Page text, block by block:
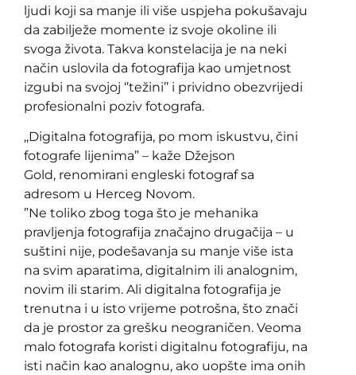
ljudi koji sa manje ili više uspjeha pokušavaju
da zabilježe momente iz svoje okoline ili
svoga života. Takva konstelacija je na neki
način uslovila da fotografija kao umjetnost
izgubi na svojoj ‘’težini’’ i prividno obezvrijedi
profesionalni poziv fotografa.
,,Digitalna fotografija, po mom iskustvu, čini
fotografe lijenima” – kaže Džejson
Gold, renomirani engleski fotograf sa
adresom u Herceg Novom.
”Ne toliko zbog toga što je mehanika
pravljenja fotografija značajno drugačija – u
suštini nije, podešavanja su manje više ista
na svim aparatima, digitalnim ili analognim,
novim ili starim. Ali digitalna fotografija je
trenutna i u isto vrijeme potrošna, što znači
da je prostor za grešku neograničen. Veoma
malo fotografa koristi digitalnu fotografiju, na
isti način kao analognu, ako uopšte ima onih